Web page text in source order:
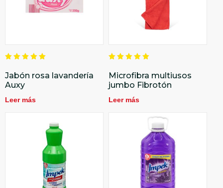
en
5.00
de 5
Jabón rosa lavandería
Auxy
Leer más
en
5.00
de 5
Microfibra multiusos
jumbo Fibrotón
Leer más